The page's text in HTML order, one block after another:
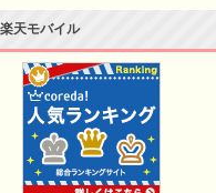
楽天モバイル